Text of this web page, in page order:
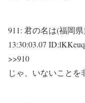
911: 君の名は(福岡県
13:30:03.07
>>910
じゃ、いないことを